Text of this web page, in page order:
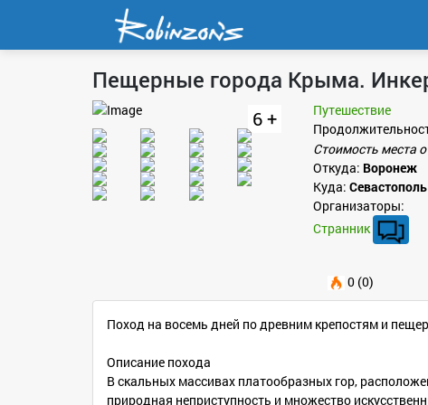
Пещерные города Крыма.
6 +
Путешествие
Стоимость места
Откуда: Воронеж
Куда: Севастополь
Организаторы:
Странник
0 (0)
Поход на восемь дней по древним крепостям и
Описание похода
В скальных массивах платообразных гор,
природная неприступность и множество